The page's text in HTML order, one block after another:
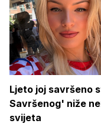
Ljeto joj savršeno
Savršenog' niže
svijeta